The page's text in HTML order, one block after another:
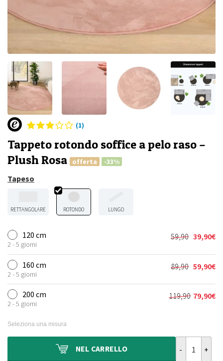
(1)
Tappeto rotondo soffice a pelo raso –
Plush Rosa
offerta -33%
Tapeso
RETTANGOLARE ROTONDO LUNGO
120 cm
2 - 5 giorni
59,90
Il
prezzo
originale
era:
59,90€.
39,90€
Il
prezzo
attuale
è:
39,90€.
160 cm
2 - 5 giorni
89,90
Il
prezzo
originale
era:
59,90€
Il
prezzo
attuale
è:
200 cm
2 - 5 giorni
119,90
Il
119,90€.
79,90€
Il
79,90€.
Seleziona una misura
NEL CARRELLO